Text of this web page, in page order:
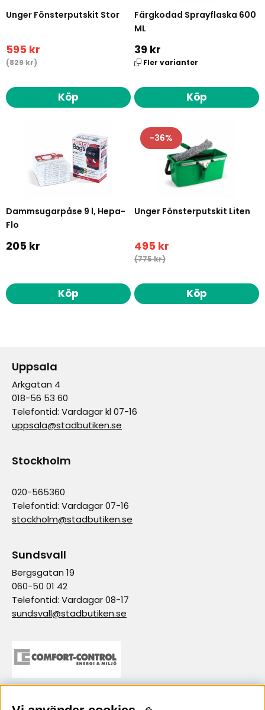
Unger Fönsterputskit Stor
595 kr
(829 kr)
Köp
Färgkodad Sprayflaska 600
ML
39 kr
Fler varianter
Köp
Dammsugarpåse 9 l, Hepa-
Flo
205 kr
Köp
36
Unger Fönsterputskit Liten
495 kr
(775 kr)
Köp
Uppsala
Arkgatan 4
018-56 53 60
Telefontid: Vardagar kl 07-16
uppsala@stadbutiken.se
Stockholm
020-565360
Telefontid: Vardagar 07-16
stockholm@stadbutiken.se
Sundsvall
Bergsgatan 19
060-50 01 42
Telefontid: Vardagar 08-17
sundsvall@stadbutiken.se